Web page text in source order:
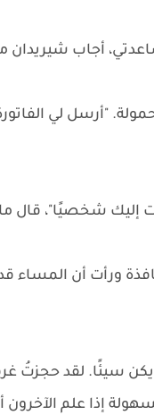
أجاب شيريدان
"أرسل لي
ورأت أن المساء قد
سيئًا. لقد حجزتُ
إذا علم الآخرون